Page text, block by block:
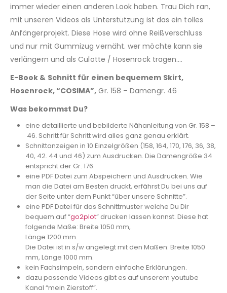
immer wieder einen anderen Look haben. Trau Dich ran,
mit unseren Videos als Unterstützung ist das ein tolles
Anfängerprojekt. Diese Hose wird ohne Reißverschluss
und nur mit Gummizug vernäht. wer möchte kann sie
verlängern und als Culotte / Hosenrock tragen….
E-Book & Schnitt für einen bequemem Skirt,
Hosenrock, “COSIMA”, Gr. 158 – Damengr. 46
Was bekommst Du?
eine detaillierte und bebilderte Nähanleitung von Gr. 158 –
46. Schritt für Schritt wird alles ganz genau erklärt.
Schnittanzeigen in 10 Einzelgrößen (158, 164, 170, 176, 36, 38,
40, 42. 44 und 46) zum Ausdrucken. Die Damengröße 34
entspricht der Gr. 176.
eine PDF Datei zum Abspeichern und Ausdrucken. Wie
man die Datei am Besten druckt, erfährst Du bei uns auf
der Seite unter dem Punkt “über unsere Schnitte”.
eine PDF Datei für das Schnittmuster welche Du Dir
bequem auf “go2plot” drucken lassen kannst. Diese hat
folgende Maße: Breite 1050 mm,
Länge 1200 mm.
Die Datei ist in s/w angelegt mit den Maßen: Breite 1050
mm, Länge 1000 mm.
kein Fachsimpeln, sondern einfache Erklärungen.
dazu passende Videos gibt es auf unserem youtube
Kanal “mein Zierstoff”.